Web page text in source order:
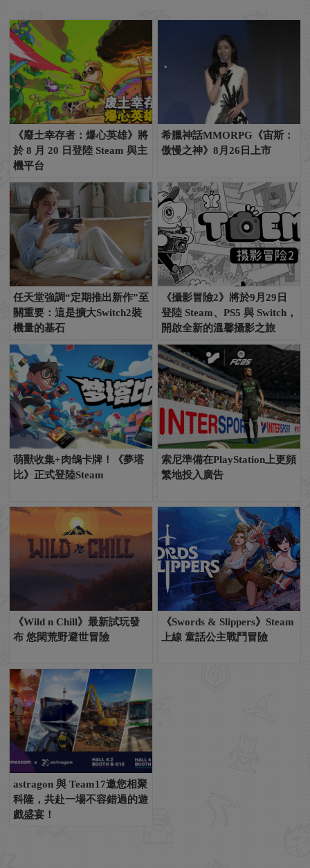
《廢土幸存者：爆心英雄》將
於 8 月 20 日登陸 Steam 與主
機平台
希臘神話MMORPG《宙斯：
傲慢之神》8月26日上市
任天堂強調“定期推出新作”至
關重要：這是擴大Switch2裝
機量的基石
《攝影冒險2》將於9月29日
登陸 Steam、PS5 與 Switch，
開啟全新的溫馨攝影之旅
萌獸收集+肉鴿卡牌！《夢塔
比》正式登陸Steam
索尼準備在PlayStation上更頻
繁地投入廣告
《Wild n Chill》最新試玩發
布 悠閑荒野避世冒險
《Swords & Slippers》Steam
上線 童話公主戰鬥冒險
astragon 與 Team17邀您相聚
科隆，共赴一場不容錯過的遊
戲盛宴！